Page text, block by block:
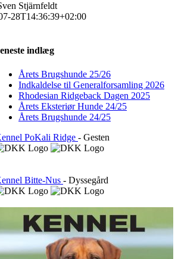
Stjärnfeldt
28T14:36:39+02:00
indlæg
Årets Brugshunde 25/26
Indkaldelse til Generalforsamling 2026
Rhodesian Ridgeback Dagen 2025
Årets Eksteriør Hunde 24/25
Årets Brugshunde 24/25
PoKali Ridge - Gesten
Bitte-Nus - Dyssegård